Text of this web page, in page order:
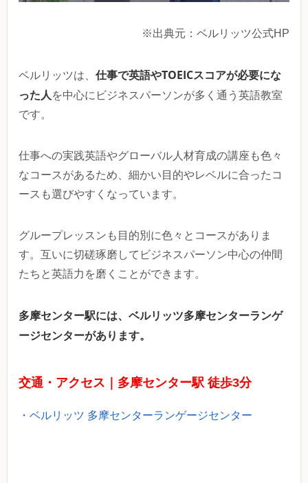
※出典元：ベルリッツ公式HP
ベルリッツは、 仕事で英語やTOEICスコアが必要にな
った人を中心にビジネスパーソンが多く通う英語教室
です。
仕事への実践英語やグローバル人材育成の講座も色々
なコースがあるため、細かい目的やレベルに合ったコ
ースも選びやすくなっています。
グループレッスンも目的別に色々とコースがありま
す。互いに切磋琢磨してビジネスパーソン中心の仲間
たちと英語力を磨くことができます。
多摩センター駅には、ベルリッツ多摩センターランゲ
ージセンターがあります。
交通・アクセス｜多摩センター駅 徒歩3分
・ベルリッツ 多摩センターランゲージセンター